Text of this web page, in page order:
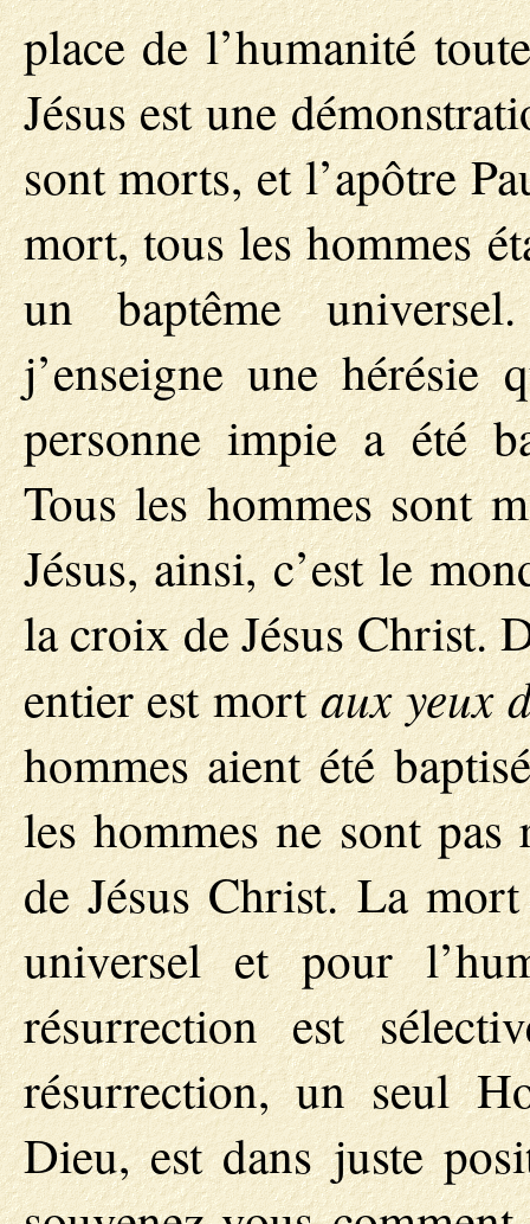
place de l’humanité
Jésus est une
sont morts, et l’apôtre
mort, tous les hommes
un baptême
j’enseigne une hérésie
personne impie a été
Tous les hommes sont
Jésus, ainsi, c’est le
la croix de Jésus Christ.
entier est mortaux yeux
hommes aient été
les hommes ne sont pas
de Jésus Christ. La
universel et pour
résurrection est
résurrection, un seul
Dieu, est dans juste